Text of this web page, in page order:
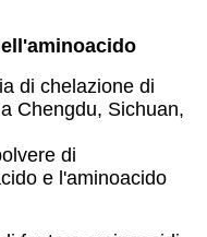
di chelazione di
Chengdu, Sichuan,
di
e l'aminoacido